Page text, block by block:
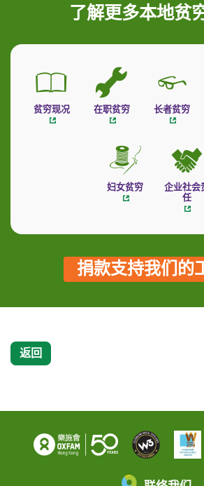
了解更多本地贫
贫穷现况 在职贫穷 长者贫穷
妇女贫穷
企业社会
任
捐款支持我们的
返回